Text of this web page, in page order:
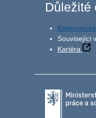
Důležité
Související
Kariéra